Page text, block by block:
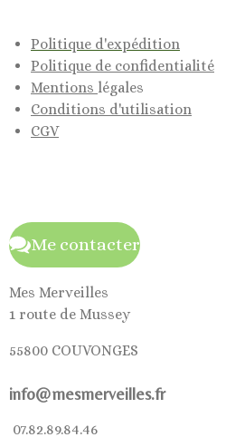
Politique d'expédition
Politique de confidentialité
Mentions légales
Conditions d'utilisation
CGV
Me contacter
Mes Merveilles
1 route de Mussey
55800 COUVONGES
info@mesmerveilles.fr
07.82.89.84.46